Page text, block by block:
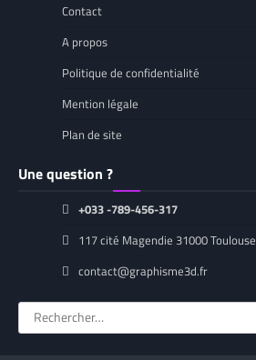
Contact
A propos
Politique de confidentialité
Mention légale
Plan de site
Une question ?
+033 -789-456-317
117 cité Magendie 31000 Toulouse
contact@graphisme3d.fr
Rechercher :